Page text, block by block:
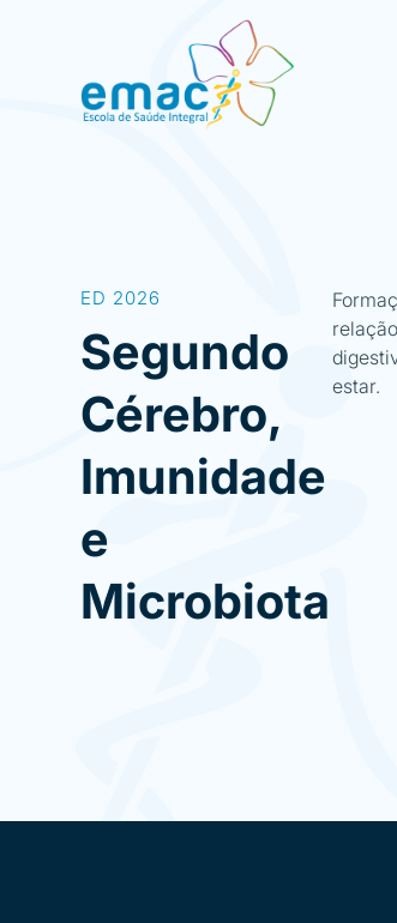
ED 2026
Segundo
Cérebro,
Imunidade
e
Microbiota
estar.